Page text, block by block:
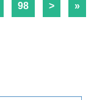
98 > »